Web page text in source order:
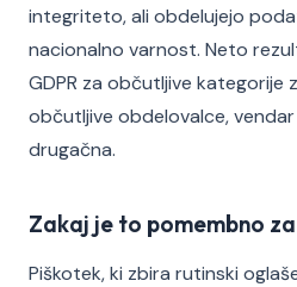
integriteto, ali obdelujejo
nacionalno varnost. Neto
GDPR za občutljive kategorije
občutljive obdelovalce,
drugačna.
Zakaj je to pomembno
Piškotek, ki zbira rutinski